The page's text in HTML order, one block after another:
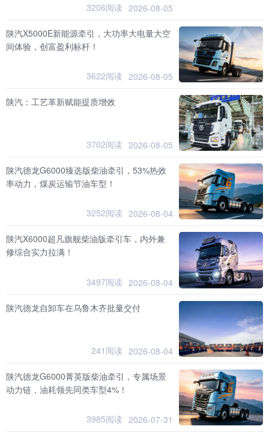
3206阅读 2026-08-05
陕汽X5000E新能源牵引，大功率大电量大空
间体验，创富盈利标杆！
3622阅读 2026-08-05
陕汽：工艺革新赋能提质增效
3702阅读 2026-08-05
陕汽德龙G6000臻选版柴油牵引，53%热效
率动力，煤炭运输节油车型！
3252阅读 2026-08-04
陕汽X6000超凡旗舰柴油版牵引车，内外兼
修综合实力拉满！
3497阅读 2026-08-04
陕汽德龙自卸车在乌鲁木齐批量交付
241阅读 2026-08-04
陕汽德龙G6000菁英版柴油牵引，专属场景
动力链，油耗领先同类车型4%！
3985阅读 2026-07-31